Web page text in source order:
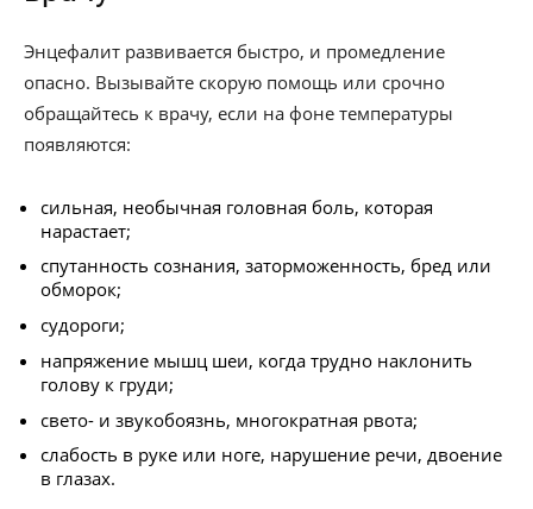
Энцефалит развивается быстро, и промедление
опасно. Вызывайте скорую помощь или срочно
обращайтесь к врачу, если на фоне температуры
появляются:
сильная, необычная головная боль, которая
нарастает;
спутанность сознания, заторможенность, бред или
обморок;
судороги;
напряжение мышц шеи, когда трудно наклонить
голову к груди;
свето- и звукобоязнь, многократная рвота;
слабость в руке или ноге, нарушение речи, двоение
в глазах.